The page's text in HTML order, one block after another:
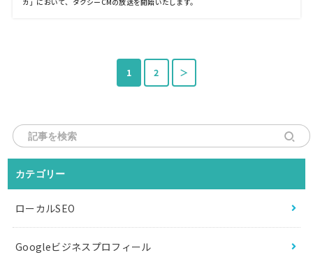
カ」において、タクシーCMの放送を開始いたします。
1 2 ＞
Search
for:
カテゴリー
ローカルSEO
Googleビジネスプロフィール